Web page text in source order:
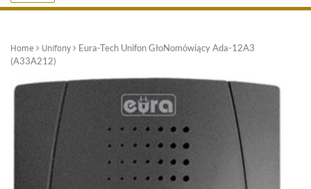
Home Unifony
Eura-Tech Unifon GłoNomówiący Ada-12A3
(A33A212)